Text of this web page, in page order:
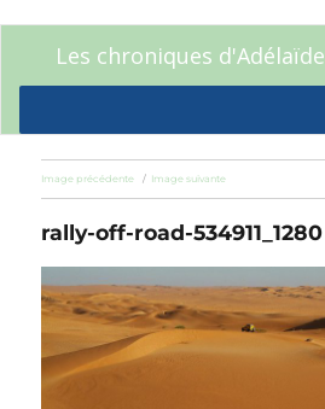
Les chroniques d'Adélaïde
Image précédente Image suivante
rally-off-road-534911_1280